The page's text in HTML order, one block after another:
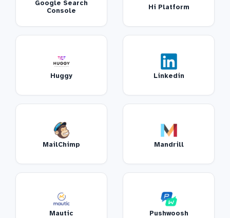
Google Search
Console
Hi Platform
Huggy Linkedin
MailChimp Mandrill
Mautic Pushwoosh